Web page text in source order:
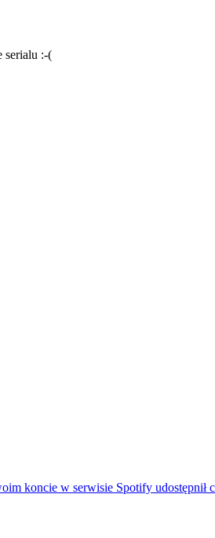
koncie w serwisie Spotify udostępnił